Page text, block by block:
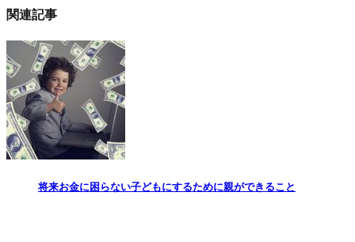
関連記事
将来お金に困らない子どもにするために親ができること